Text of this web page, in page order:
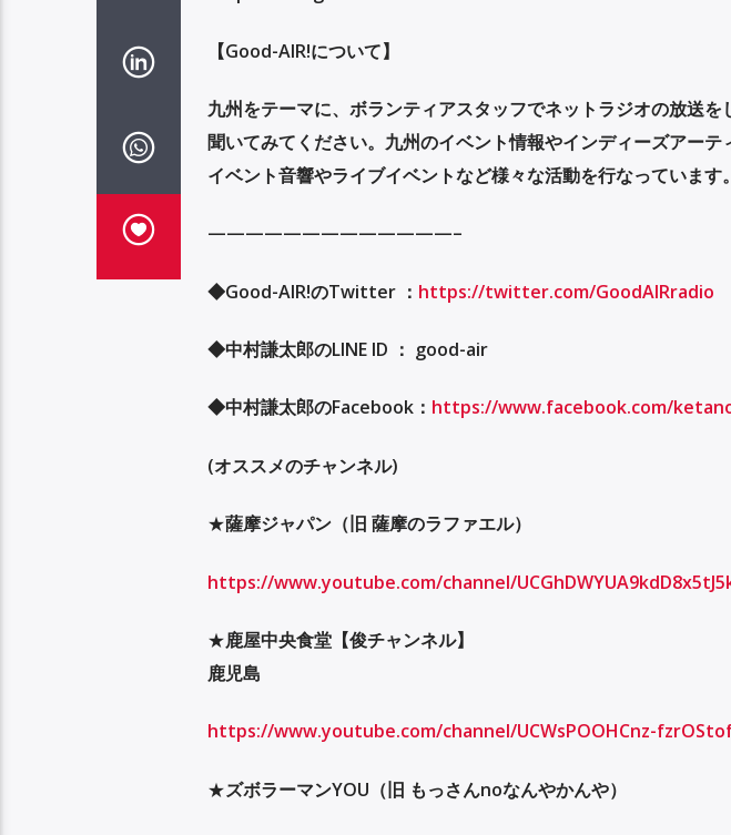
【Good-AIR!について】
九州をテーマに、ボランティアスタッフでネットラジオの放送
聞いてみてください。九州のイベント情報やインディーズアー
イベント音響やライブイベントなど様々な活動を行なっています。
—————————————–
◆Good-AIR!のTwitter ： https://twitter.com/GoodAIRradio
◆中村謙太郎のLINE ID ： good-air
◆中村謙太郎のFacebook： https://www.facebook.com/
(オススメのチャンネル)
★薩摩ジャパン（旧 薩摩のラファエル）
https://www.youtube.com/channel/
★鹿屋中央食堂【俊チャンネル】
鹿児島
https://www.youtube.com/channel/UCWsPOOHCnz-
★ズボラーマンYOU （旧 もっさんnoなんやかんや）